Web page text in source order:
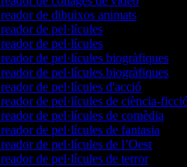
de dibuixos animats
de pel·lícules
de pel·lícules
de pel·lícules biogràfiques
de pel·lícules biogràfiques
de pel·lícules d'acció
de pel·lícules de ciència-ficció
de pel·lícules de comèdia
de pel·lícules de fantasia
de pel·lícules de l’Oest
de pel·lícules de terror